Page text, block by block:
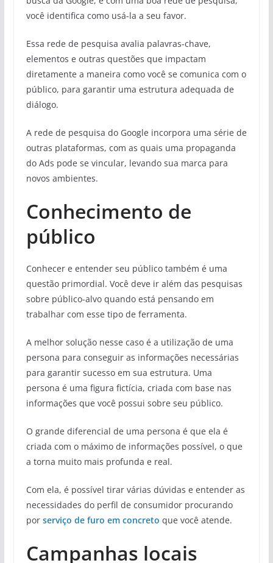
você identifica como usá-la a seu favor.
Essa rede de pesquisa avalia palavras-chave,
elementos e outras questões que impactam
diretamente a maneira como você se comunica com o
público, para garantir uma estrutura adequada de
diálogo.
A rede de pesquisa do Google incorpora uma série de
outras plataformas, com as quais uma propaganda
do Ads pode se vincular, levando sua marca para
novos ambientes.
Conhecimento de
público
Conhecer e entender seu público também é uma
questão primordial. Você deve ir além das pesquisas
sobre público-alvo quando está pensando em
trabalhar com esse tipo de ferramenta.
A melhor solução nesse caso é a utilização de uma
persona para conseguir as informações necessárias
para garantir sucesso em sua estrutura. Uma
persona é uma figura fictícia, criada com base nas
informações que você possui sobre seu público.
O grande diferencial de uma persona é que ela é
criada com o máximo de informações possível, o que
a torna muito mais profunda e real.
Com ela, é possível tirar várias dúvidas e entender as
necessidades do perfil de consumidor procurando
por serviço de furo em concreto que você atende.
Campanhas locais